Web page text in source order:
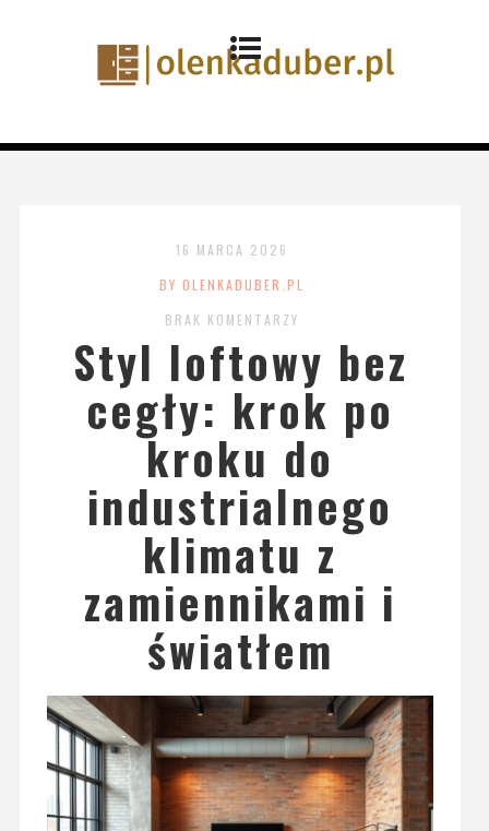
16 MARCA 2026
BY OLENKADUBER.PL
BRAK KOMENTARZY
Styl loftowy bez
cegły: krok po
kroku do
industrialnego
klimatu z
zamiennikami i
światłem